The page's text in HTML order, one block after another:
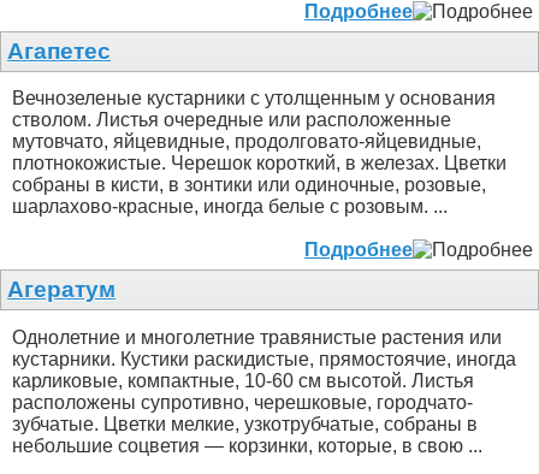
Подробнее
Агапетес
Вечнозеленые кустарники с утолщенным у основания
стволом. Листья очередные или расположенные
мутовчато, яйцевидные, продолговато-яйцевидные,
плотнокожистые. Черешок короткий, в железах. Цветки
собраны в кисти, в зонтики или одиночные, розовые,
шарлахово-красные, иногда белые с розовым. ...
Подробнее
Агератум
Однолетние и многолетние травянистые растения или
кустарники. Кустики раскидистые, прямостоячие, иногда
карликовые, компактные, 10-60 см высотой. Листья
расположены супротивно, черешковые, городчато-
зубчатые. Цветки мелкие, узкотрубчатые, собраны в
небольшие соцветия — корзинки, которые, в свою ...